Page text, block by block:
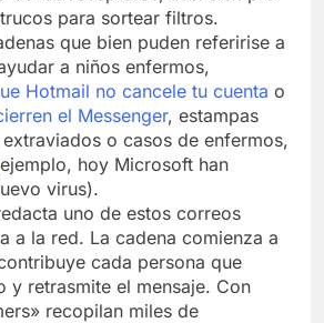
para sortear filtros.
que bien puden referirise a
a niños enfermos,
Hotmail no cancele tu cuenta o
el Messenger, estampas
o casos de enfermos,
hoy Microsoft han
virus).
uno de estos correos
a la red. La cadena comienza a
cada persona que
y retrasmite el mensaje. Con
recopilan miles de